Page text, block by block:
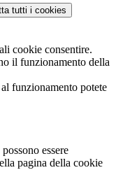
tutti i cookies
cookie consentire.
il funzionamento della
funzionamento potete
essere
pagina della cookie